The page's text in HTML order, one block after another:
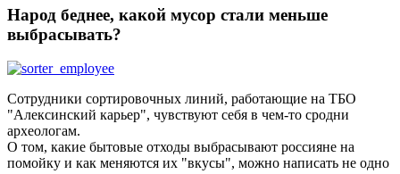
Народ беднее, какой мусор стали меньше
выбрасывать?
Сотрудники сортировочных линий, работающие на ТБО
"Алексинский карьер", чувствуют себя в чем-то сродни
археологам.
О том, какие бытовые отходы выбрасывают россияне на
помойку и как меняются их "вкусы", можно написать не одно